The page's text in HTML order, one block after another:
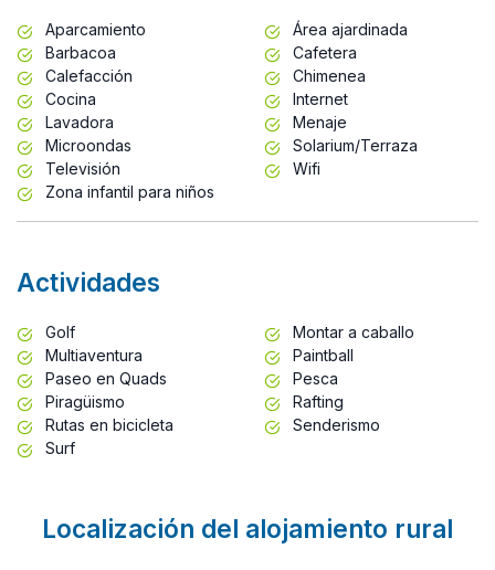
Aparcamiento
Área ajardinada
Barbacoa
Cafetera
Calefacción
Chimenea
Cocina
Internet
Lavadora
Menaje
Microondas
Solarium/Terraza
Televisión
Wifi
Zona infantil para niños
Actividades
Golf
Montar a caballo
Multiaventura
Paintball
Paseo en Quads
Pesca
Piragüismo
Rafting
Rutas en bicicleta
Senderismo
Surf
Localización del alojamiento rural